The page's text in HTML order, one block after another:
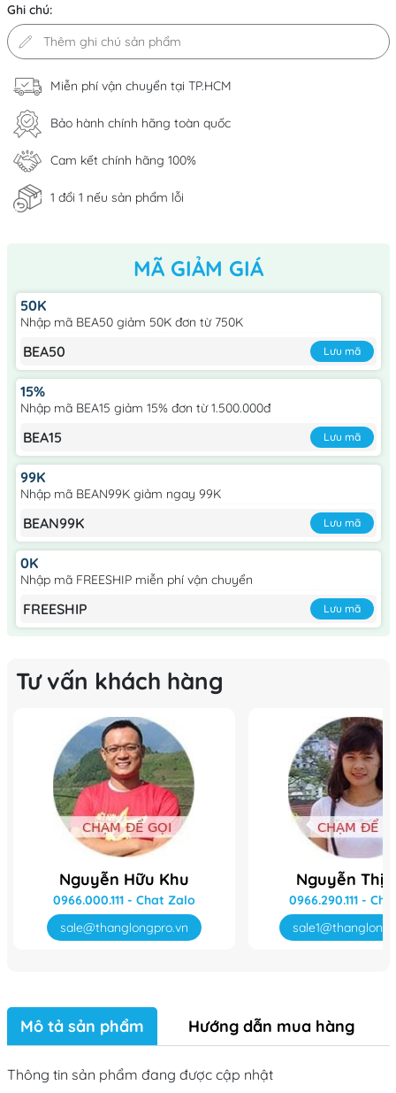
Ghi chú:
Miễn phí vận chuyển tại TP.HCM
Bảo hành chính hãng toàn quốc
Cam kết chính hãng 100%
1 đổi 1 nếu sản phẩm lỗi
MÃ GIẢM GIÁ
50K
Nhập mã BEA50 giảm 50K đơn từ 750K
BEA50 Lưu mã
15%
Nhập mã BEA15 giảm 15% đơn từ 1.500.000đ
BEA15 Lưu mã
99K
Nhập mã BEAN99K giảm ngay 99K
BEAN99K Lưu mã
0K
Nhập mã FREESHIP miễn phí vận chuyển
FREESHIP Lưu mã
Tư vấn khách hàng
Nguyễn Hữu Khu
0966.000.111- Chat Zalo
sale@thanglongpro.vn
Nguyễn Thị
0966.290.111-
Mô tả sản phẩm Hướng dẫn mua hàng
Thông tin sản phẩm đang được cập nhật